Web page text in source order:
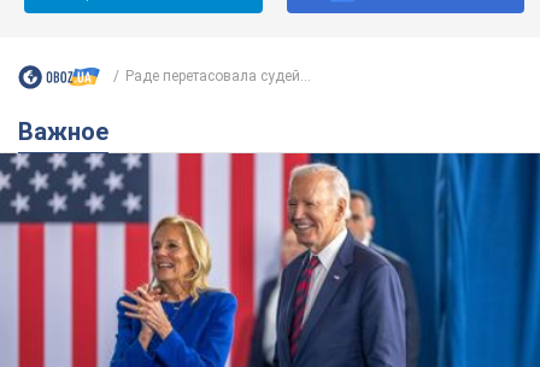
Раде перетасовала судей...
Важное